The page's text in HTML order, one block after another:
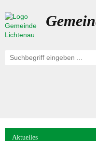
Navigation
Aktuelles